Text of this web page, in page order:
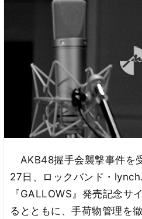
AKB48握手会襲撃事件を
27日、ロックバンド・
『GALLOWS』発売記念サ
るとともに、手荷物管理を